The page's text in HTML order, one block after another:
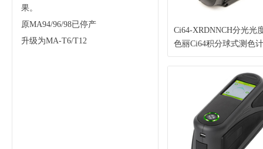
果。
原MA94/96/98已停产
升级为MA-T6/T12
Ci64-XRDNNCH分光光
色丽Ci64积分球式测色
Rite手持式色差仪 可切
不带蓝牙 测量SPIN/